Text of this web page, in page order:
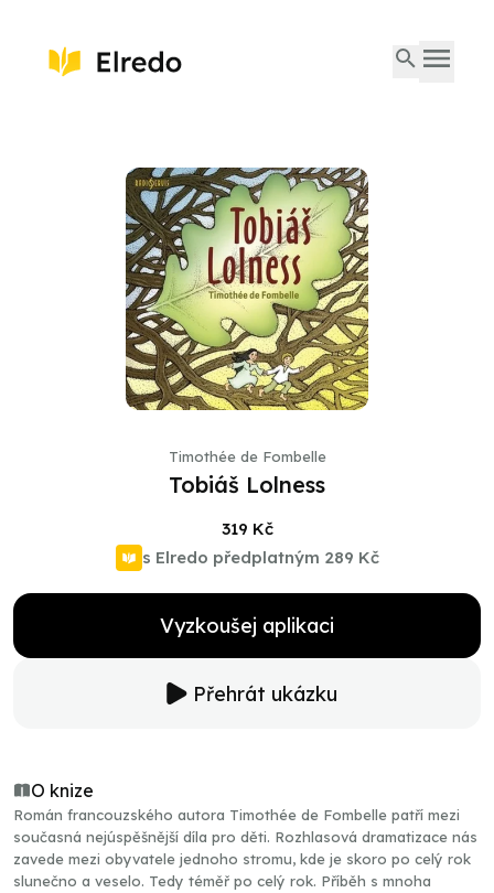
Timothée de Fombelle
Tobiáš Lolness
319 Kč
s Elredo předplatným 289 Kč
Vyzkoušej aplikaci
Přehrát ukázku
O knize
Román francouzského autora Timothée de Fombelle patří mezi
současná nejúspěšnější díla pro děti. Rozhlasová dramatizace nás
zavede mezi obyvatele jednoho stromu, kde je skoro po celý rok
slunečno a veselo. Tedy téměř po celý rok. Příběh s mnoha